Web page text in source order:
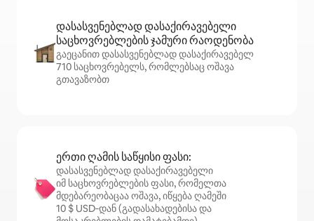
დასასვენებლად დასაქირავებელი
საცხოვრებლების ჯამური რაოდენობა
გაეცანით დასასვენებლად დასაქირავებელ
710 საცხოვრებელს, რომლებსაც ოშავა
გთავაზობთ
ერთი ღამის საწყისი ფასი:
დასასვენებლად დასაქირავებელი
იმ საცხოვრებლების ფასი, რომელთა
მდებარეობაცაა ოშავა, იწყება ღამეში
10 $ USD‑დან (გადასახადებისა და